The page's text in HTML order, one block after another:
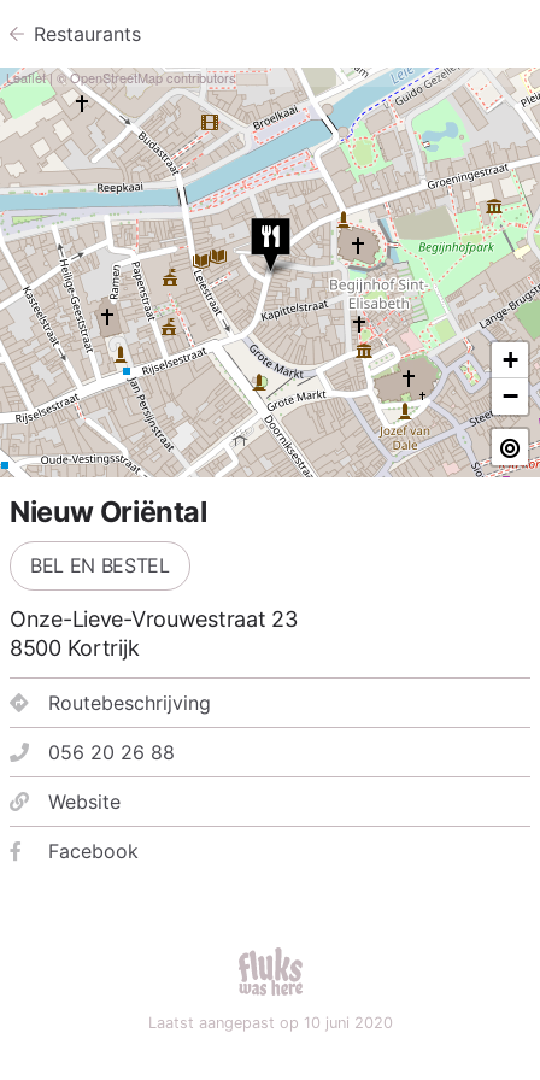
Restaurants
+
−
Leaflet| ©OpenStreetMapcontributors
Nieuw Oriëntal
BEL EN BESTEL
Onze-Lieve-Vrouwestraat 23
8500 Kortrijk
Routebeschrijving
056 20 26 88
Website
Facebook
fluks was here
Laatst aangepast op 10 juni 2020